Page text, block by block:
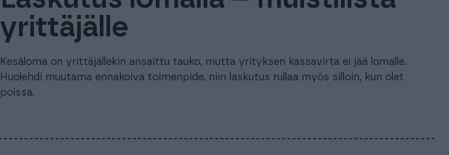
yrittäjälle
Kesäloma on yrittäjällekin ansaittu tauko, mutta yrityksen kassavirta ei jää lomalle.
Huolehdi muutama ennakoiva toimenpide, niin laskutus rullaa myös silloin, kun olet
poissa.